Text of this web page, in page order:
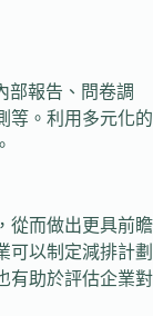
部報告、問卷調
等。利用多元化的
從而做出更具前瞻
可以制定減排計劃
有助於評估企業對